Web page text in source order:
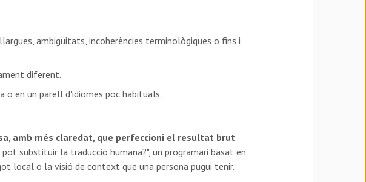
ambigüitats, incoherències terminològiques o fins i
diferent.
en un parell d'idiomes poc habituals.
amb més claredat, que perfeccioni el resultat brut
substituir la traducció humana?", un programari basat en
local o la visió de context que una persona pugui tenir.